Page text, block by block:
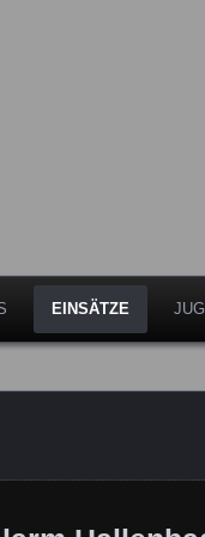
EINSÄTZE